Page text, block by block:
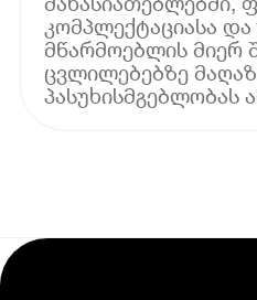
კომპლექტაციასა და
მწარმოებლის მიერ
ცვლილებებზე
პასუხისმგებლობას